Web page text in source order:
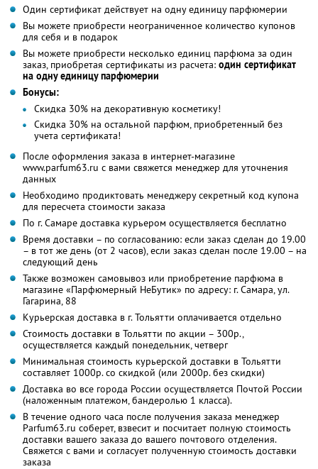
Один сертификат действует на одну единицу парфюмерии
Вы можете приобрести неограниченное количество купонов
для себя и в подарок
Вы можете приобрести несколько единиц парфюма за один
заказ, приобретая сертификаты из расчета: один сертификат
на одну единицу парфюмерии
Бонусы:
Скидка 30% на декоративную косметику!
Скидка 30% на остальной парфюм, приобретенный без
учета сертификата!
После оформления заказа в интернет-магазине
www.parfum63.ru с вами свяжется менеджер для уточнения
данных
Необходимо продиктовать менеджеру секретный код купона
для пересчета стоимости заказа
По г. Самаре доставка курьером осуществляется бесплатно
Время доставки – по согласованию: если заказ сделан до 19.00
– в тот же день (от 2 часов), если заказ сделан после 19.00 – на
следующий день
Также возможен самовывоз или приобретение парфюма в
магазине «Парфюмерный НеБутик» по адресу: г. Самара, ул.
Гагарина, 88
Курьерская доставка в г. Тольятти оплачивается отдельно
Стоимость доставки в Тольятти по акции – 300р.,
осуществляется каждый понедельник, четверг
Минимальная стоимость курьерской доставки в Тольятти
составляет 1000р. со скидкой (или 2000р. без скидки)
Доставка во все города России осуществляется Почтой России
(наложенным платежом, бандеролью 1 класса).
В течение одного часа после получения заказа менеджер
Parfum63.ru соберет, взвесит и посчитает полную стоимость
доставки вашего заказа до вашего почтового отделения.
Свяжется с вами и согласует полученную стоимость доставки
заказа